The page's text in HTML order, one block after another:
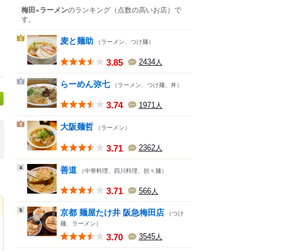
梅田×ラーメンのランキング （点数の高いお店） で
す。
1 麦と麺助 （ラーメン、つけ麺）
3.85 2434人
2 らーめん弥七 （ラーメン、つけ麺、丼）
3.74 1971 人
3 大阪麺哲 （ラーメン）
3.71 2362人
4 善道 （中華料理、四川料理、担々麺）
3.71 566人
5 京都 麺屋たけ井 阪急梅田店 （つけ
麺、ラーメン）
3.70 3545人